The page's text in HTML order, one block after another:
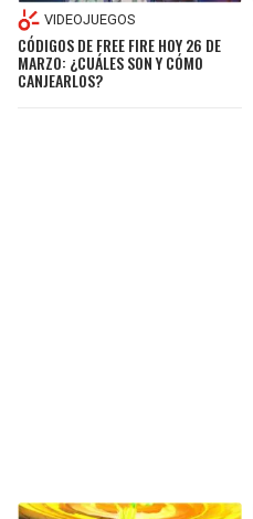
VIDEOJUEGOS
CÓDIGOS DE FREE FIRE HOY 26 DE
MARZO: ¿CUÁLES SON Y CÓMO
CANJEARLOS?